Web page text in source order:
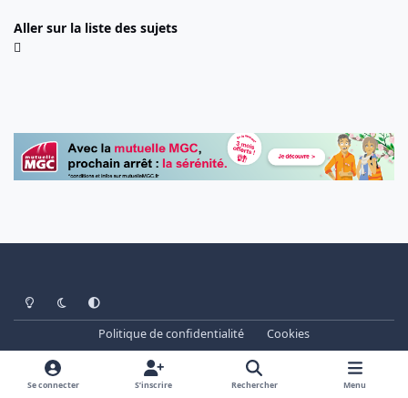
Aller sur la liste des sujets
Light ModeDark ModeSystem Preference
Politique de confidentialité
Cookies
www.cheminots.net - Forum Libre depuis 2003
Powered by
Invision Community
Se connecter S’inscrire Rechercher Menu